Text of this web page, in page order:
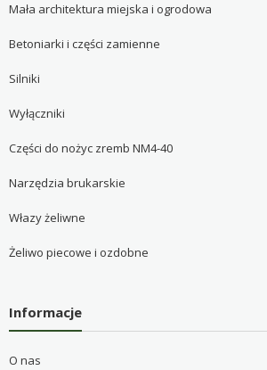
Mała architektura miejska i ogrodowa
Betoniarki i części zamienne
Silniki
Wyłączniki
Części do nożyc zremb NM4-40
Narzędzia brukarskie
Włazy żeliwne
Żeliwo piecowe i ozdobne
Informacje
O nas